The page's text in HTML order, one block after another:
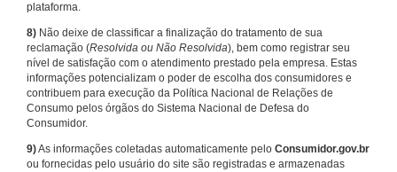
plataforma.
8) Não deixe de classificar a finalização do tratamento de sua
reclamação (Resolvida ou Não Resolvida), bem como registrar seu
nível de satisfação com o atendimento prestado pela empresa. Estas
informações potencializam o poder de escolha dos consumidores e
contribuem para execução da Política Nacional de Relações de
Consumo pelos órgãos do Sistema Nacional de Defesa do
Consumidor.
9)As informações coletadas automaticamente pelo Consumidor.gov.br
ou fornecidas pelo usuário do site são registradas e armazenadas